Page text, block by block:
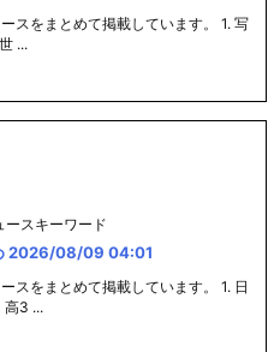
スをまとめて掲載しています。 1. 写
...
ースキーワード
2026/08/09 04:01
スをまとめて掲載しています。 1. 日
高3 ...